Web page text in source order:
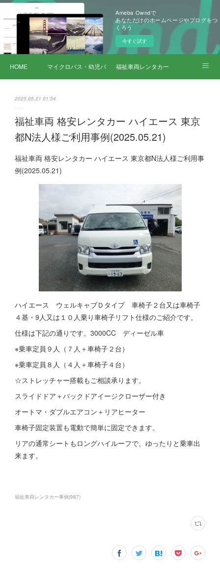
Ameba Owndで
あなただけのホームページやブログをつ
くろう
今すぐ試す
HOME マイクロバス・幼児バス レンタカー福祉車両レンタカー
2025.05.21 01:54
福祉車両 格安レンタカー ハイエース 東京
都N法人様ご利用事例(2025.05.21)
福祉車両 格安レンタカー ハイエース 東京都N法人様ご利用事
例(2025.05.21)
ハイエース ウェルキャブＤタイプ 車椅子２台又は車椅子
４基・9人又は１０人乗り車椅子リフト仕様のご紹介です。
仕様は下記の通りです。3000CC ディーゼル車
※乗車定員９人（７人＋車椅子２台）
※乗車定員８人（４人＋車椅子４台）
☆ストレッチャー搭載もご相談承ります。
スライドドア＋バックドアイージクローザー付き
オートマ・ダブルエアコン＋リアヒーター
車椅子固定装置も電動で簡単に固定できます。
リアの通常シートもロングハイルーフで、ゆったりと乗車出
来ます。
福祉車両レンタカー事例(987)